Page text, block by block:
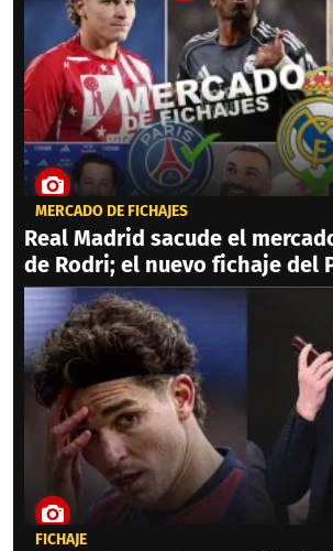
MERCADO DE FICHAJES
Real Madrid sacude el
de Rodri; el nuevo fichaje del
FICHAJE